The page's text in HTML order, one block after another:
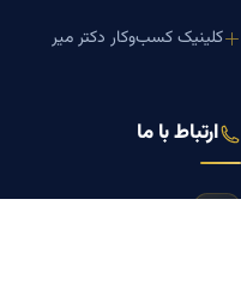
کلینیک کسب‌وکار دکتر میر
ارتباط با ما
تلفن مشاوره